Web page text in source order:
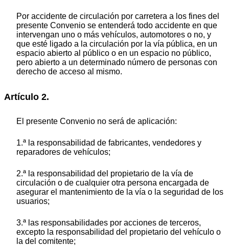
Por accidente de circulación por carretera a los fines del
presente Convenio se entenderá todo accidente en que
intervengan uno o más vehículos, automotores o no, y
que esté ligado a la circulación por la vía pública, en un
espacio abierto al público o en un espacio no público,
pero abierto a un determinado número de personas con
derecho de acceso al mismo.
Artículo 2.
El presente Convenio no será de aplicación:
1.ª la responsabilidad de fabricantes, vendedores y
reparadores de vehículos;
2.ª la responsabilidad del propietario de la vía de
circulación o de cualquier otra persona encargada de
asegurar el mantenimiento de la vía o la seguridad de los
usuarios;
3.ª las responsabilidades por acciones de terceros,
excepto la responsabilidad del propietario del vehículo o
la del comitente;